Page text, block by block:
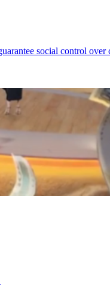
social control over